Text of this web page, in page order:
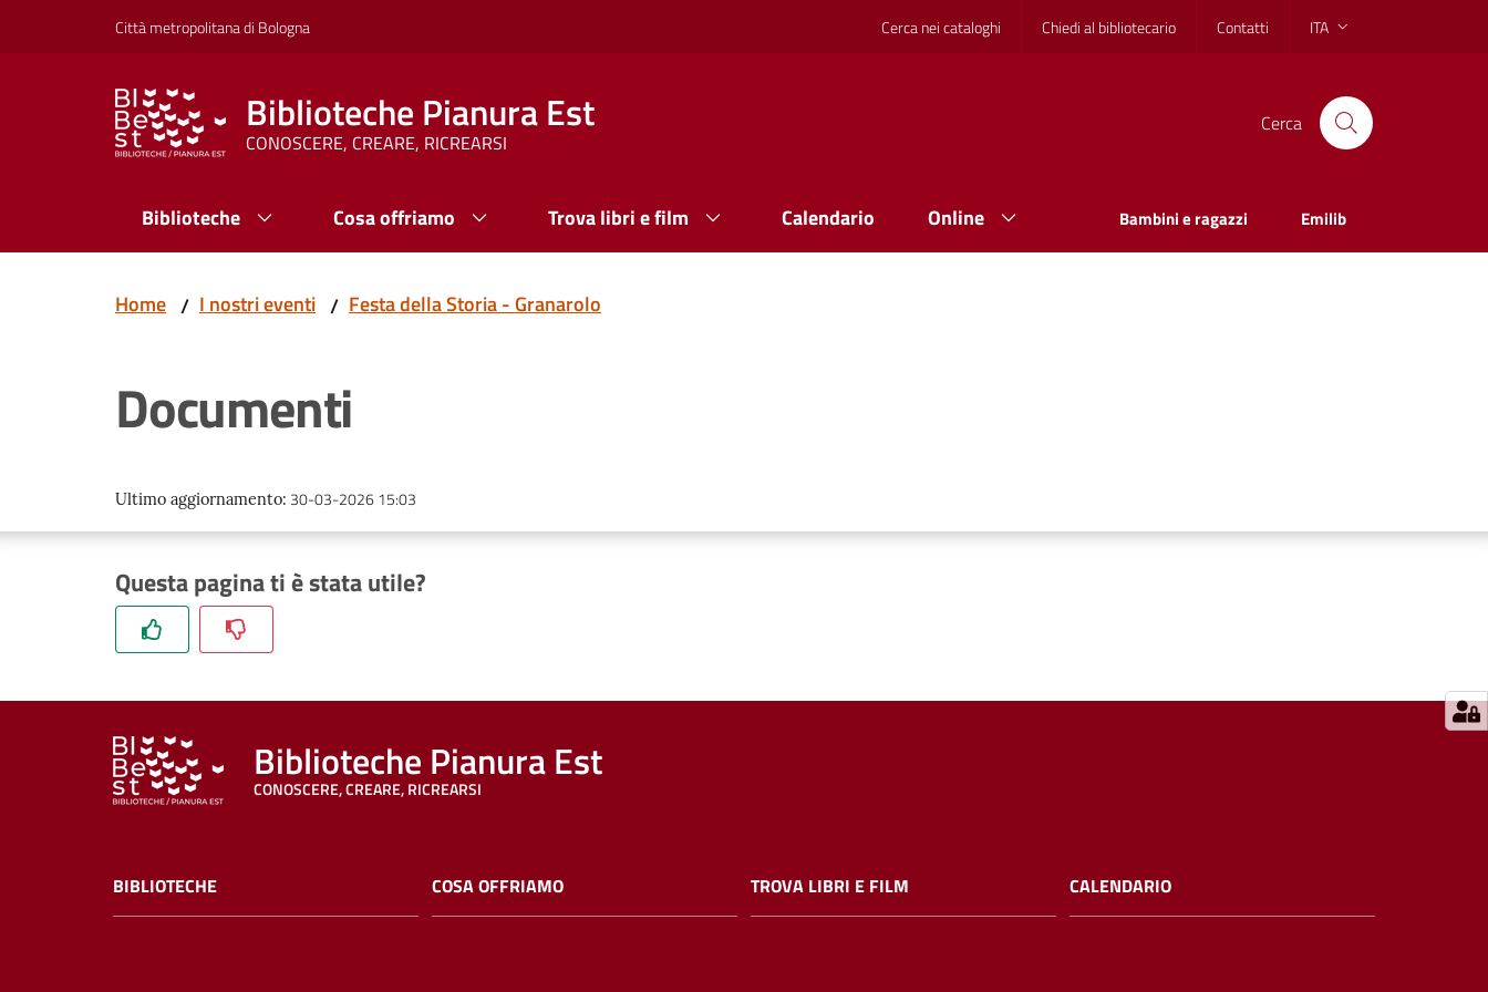
Vai al contenuto
Vai alla navigazioneCittà metropolitana di Bologna Cerca nei cataloghi Chiedi al bibliotecario Contatti ITA
Biblioteche Pianura Est
CONOSCERE, CREARE, RICREARSI
Cerca
Biblioteche Cosa offriamo Trova libri e film Calendario Online Bambini e ragazzi Emilib
Home / I nostri eventi / Festa della Storia - Granarolo
Documenti
Ultimo aggiornamento: 30-03-2026 15:03
Questa pagina ti è stata utile?
Biblioteche Pianura Est
CONOSCERE, CREARE, RICREARSI
BIBLIOTECHE COSA OFFRIAMO TROVA LIBRI E FILM CALENDARIO